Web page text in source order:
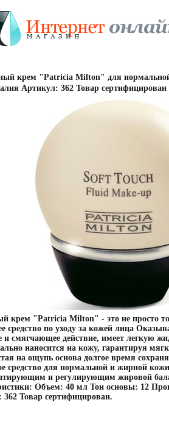
крем "Patricia Milton" для
Артикул: 362 Товар сертифицирован
крем "Patricia Milton" - это не просто
средство по уходу за кожей лица
и смягчающее действие, имеет легкую
наносится на кожу, гарантируя
на ощупь основа долгое время
средство для нормальной и жирной
и регулирующим жировой
Объем: 40 мл Тон основы: 12
Товар сертифицирован.